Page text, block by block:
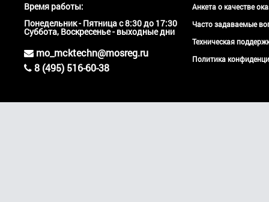
Время работы:
Понедельник - Пятница с 8:30 до 17:30
Суббота, Воскресенье - выходные дни
mo_mcktechn@mosreg.ru
8 (495) 516-60-38
Анкета о качестве
Часто задаваемые
Техническая
Политика